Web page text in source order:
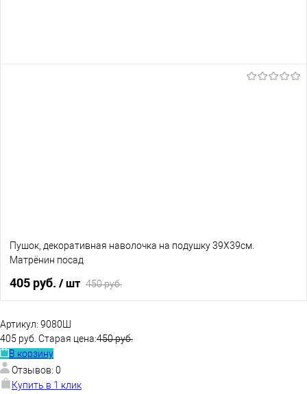
Пушок, декоративная наволочка на подушку 39Х39см.
Матрёнин посад
405 руб. / шт 450 руб.
В избранное
Артикул: 9080Ш
405 руб. Старая цена:450 руб.
В корзину
Отзывов: 0
Купить в 1 клик